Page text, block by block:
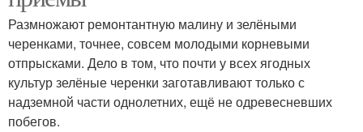
Размножают ремонтантную малину и зелёными
черенками, точнее, совсем молодыми корневыми
отпрысками. Дело в том, что почти у всех ягодных
культур зелёные черенки заготавливают только с
надземной части однолетних, ещё не одревесневших
побегов.